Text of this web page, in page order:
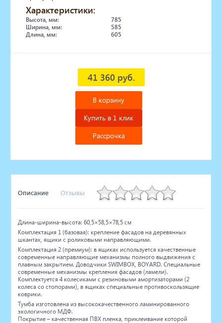
Характеристики:
Высота, мм:
785
Ширина, мм:
585
Длина, мм:
605
41 360 руб.
В корзину
Купить в 1 клик
Рассрочка
Описание Отзывы
Длина-ширина-высота: 60,5×58,5×78,5 см
Комплектация 1 (базовая): крепление фасадов на деревянных
шкантах, ящики с роликовыми направляющими.
Комплектация 2 (премиум): в ящиках используется качественные
современные направляющие механизмы полного выдвижения с
плавным закрытием. Доводчики SWIMBOX, BOYARD. Специальные
современные механизмы крепления фасадов (ламели).
Комплектуется 4 колесиками с резиновыми амортизаторами (2
колеса со стопорами), в ящиках специальные противоскользящие
коврики.
Тумба изготовлена из высококачественного ламинированного
экологичного МДФ.
Покрытие – качественная ПВХ пленка, приклеивание которой